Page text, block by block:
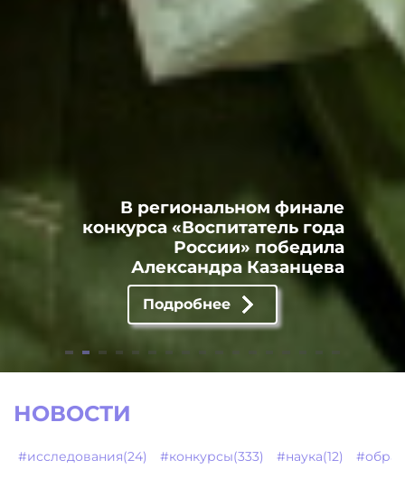
В региональном финале
конкурса «Воспитатель года
России» победила
Александра Казанцева
Подробнее
НОВОСТИ
#исследования(24) #конкурсы(333) #наука(12)